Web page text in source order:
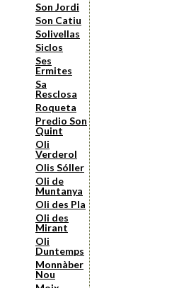
Son Jordi
Son Catiu
Solivellas
Siclos
Ses
Ermites
Sa
Resclosa
Roqueta
Predio Son
Quint
Oli
Verderol
Olis Sóller
Oli de
Muntanya
Oli des Pla
Oli des
Mirant
Oli
Duntemps
Monnàber
Nou